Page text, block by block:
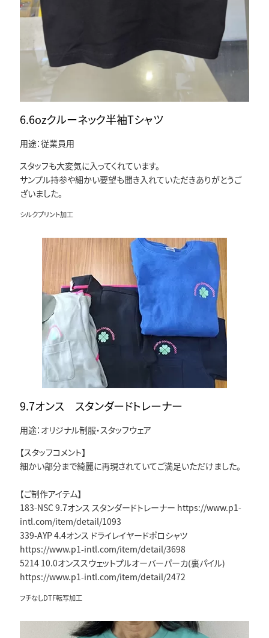
6.6ozクルーネック半袖Tシャツ
用途：従業員用
スタッフも大変気に入ってくれています。
サンプル持参や細かい要望も聞き入れていただきありがとうご
ざいました。
シルクプリント加工
9.7オンス スタンダードトレーナー
用途：オリジナル制服・スタッフウェア
【スタッフコメント】
細かい部分まで綺麗に再現されていてご満足いただけました。
【ご制作アイテム】
183-NSC 9.7オンス スタンダードトレーナー https://www.p1-
intl.com/item/detail/1093
339-AYP 4.4オンス ドライレイヤードポロシャツ
https://www.p1-intl.com/item/detail/3698
5214 10.0オンススウェットプルオーバーパーカ(裏パイル)
https://www.p1-intl.com/item/detail/2472
フチなしDTF転写加工